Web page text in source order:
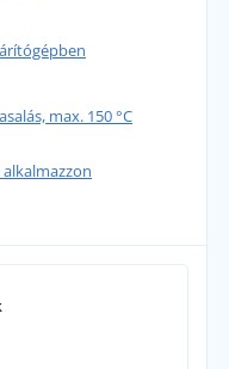
max. 150 °C